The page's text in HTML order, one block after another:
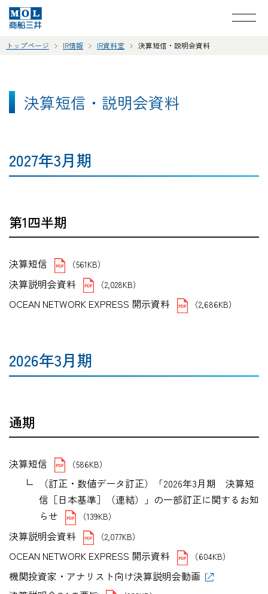
トップページ IR情報 IR資料室 決算短信・説明会資料
決算短信・説明会資料
2027年3月期
第1四半期
決算短信 （561KB）
決算説明会資料 （2,028KB）
OCEAN NETWORK EXPRESS 開示資料 （2,686KB）
2026年3月期
通期
決算短信 （586KB）
（訂正・数値データ訂正）「2026年3月期 決算短
信［日本基準］（連結）」の一部訂正に関するお知
らせ
（139KB）
決算説明会資料 （2,077KB）
OCEAN NETWORK EXPRESS 開示資料 （604KB）
機関投資家・アナリスト向け決算説明会動画